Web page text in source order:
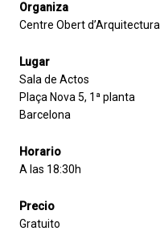
Organiza
Centre Obert d’Arquitectura
Lugar
Sala de Actos
Plaça Nova 5, 1ª planta
Barcelona
Horario
A las 18:30h
Precio
Gratuito